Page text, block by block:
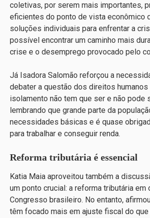
coletivas, por serem mais importantes,
eficientes do ponto de vista econômico
soluções individuais para enfrentar a
possível encontrar um caminho mais
crise e o desemprego provocado pelo
Já Isadora Salomão reforçou a
debater a questão dos direitos humanos
isolamento não tem que ser e não pode
lembrando que grande parte da
necessidades básicas e é quase
para trabalhar e conseguir renda.
Reforma tributária é essencial
Katia Maia aproveitou também a
um ponto crucial: a reforma tributária em
Congresso brasileiro. No entanto,
têm focado mais em ajuste fiscal do